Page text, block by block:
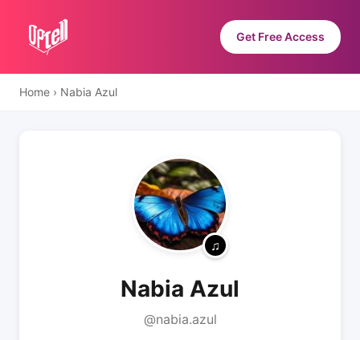
Get Free Access
Home › Nabia Azul
Nabia Azul
@nabia.azul